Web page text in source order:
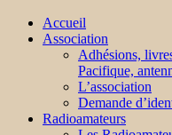
Accueil
Association
Adhésions,
Pacifique,
L’association
Demande
Radioamateurs